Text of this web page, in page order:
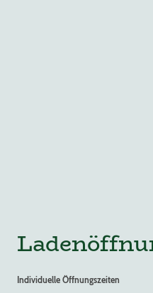
Individuelle Öffnungszeiten